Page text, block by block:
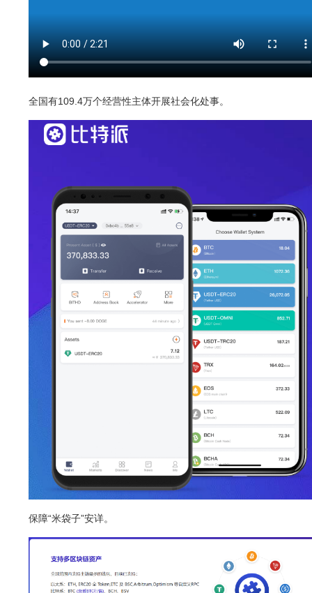
全国有109.4万个经营性主体开展社会化处事。
保障“米袋子”安详。